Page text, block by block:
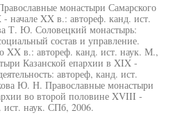
монастыри Самарского
начале XX в.: автореф. канд. ист.
Т. Ю. Соловецкий монастырь:
состав и управление.
XX в.: автореф. канд. ист. наук. М.,
Казанской епархии в XIX -
автореф, канд. ист.
Ю. Н. Православные монастыри
во второй половине XVIII -
ист. наук. СПб, 2006.